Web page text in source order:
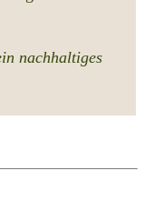
nachhaltiges